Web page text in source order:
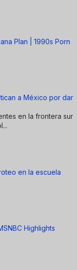
Plan | 1990s Porn
a México por dar
en la frontera sur
en la escuela
Highlights